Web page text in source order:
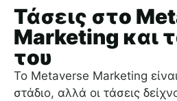
Τάσεις στο
Marketing και
του
Το Metaverse Marketing
στάδιο, αλλά οι τάσεις